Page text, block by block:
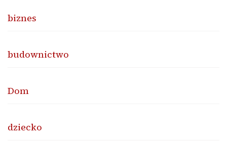
biznes
budownictwo
Dom
dziecko